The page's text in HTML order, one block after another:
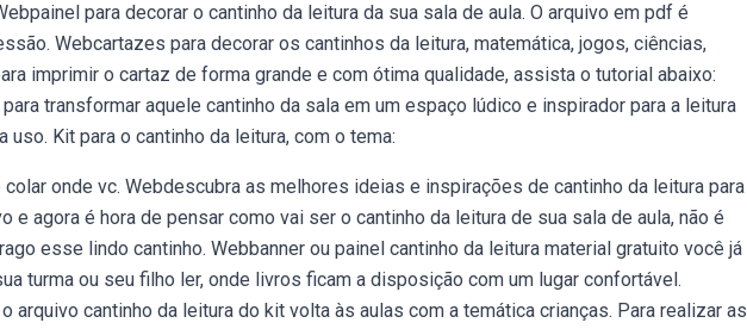
para decorar o cantinho da leitura da sua sala de aula. O arquivo em pdf é
Webcartazes para decorar os cantinhos da leitura, matemática, jogos, ciências,
imprimir o cartaz de forma grande e com ótima qualidade, assista o tutorial abaixo:
transformar aquele cantinho da sala em um espaço lúdico e inspirador para a leitura
Kit para o cantinho da leitura, com o tema:
onde vc. Webdescubra as melhores ideias e inspirações de cantinho da leitura para
e agora é hora de pensar como vai ser o cantinho da leitura de sua sala de aula, não é
esse lindo cantinho. Webbanner ou painel cantinho da leitura material gratuito você já
turma ou seu filho ler, onde livros ficam a disposição com um lugar confortável.
arquivo cantinho da leitura do kit volta às aulas com a temática crianças. Para realizar as